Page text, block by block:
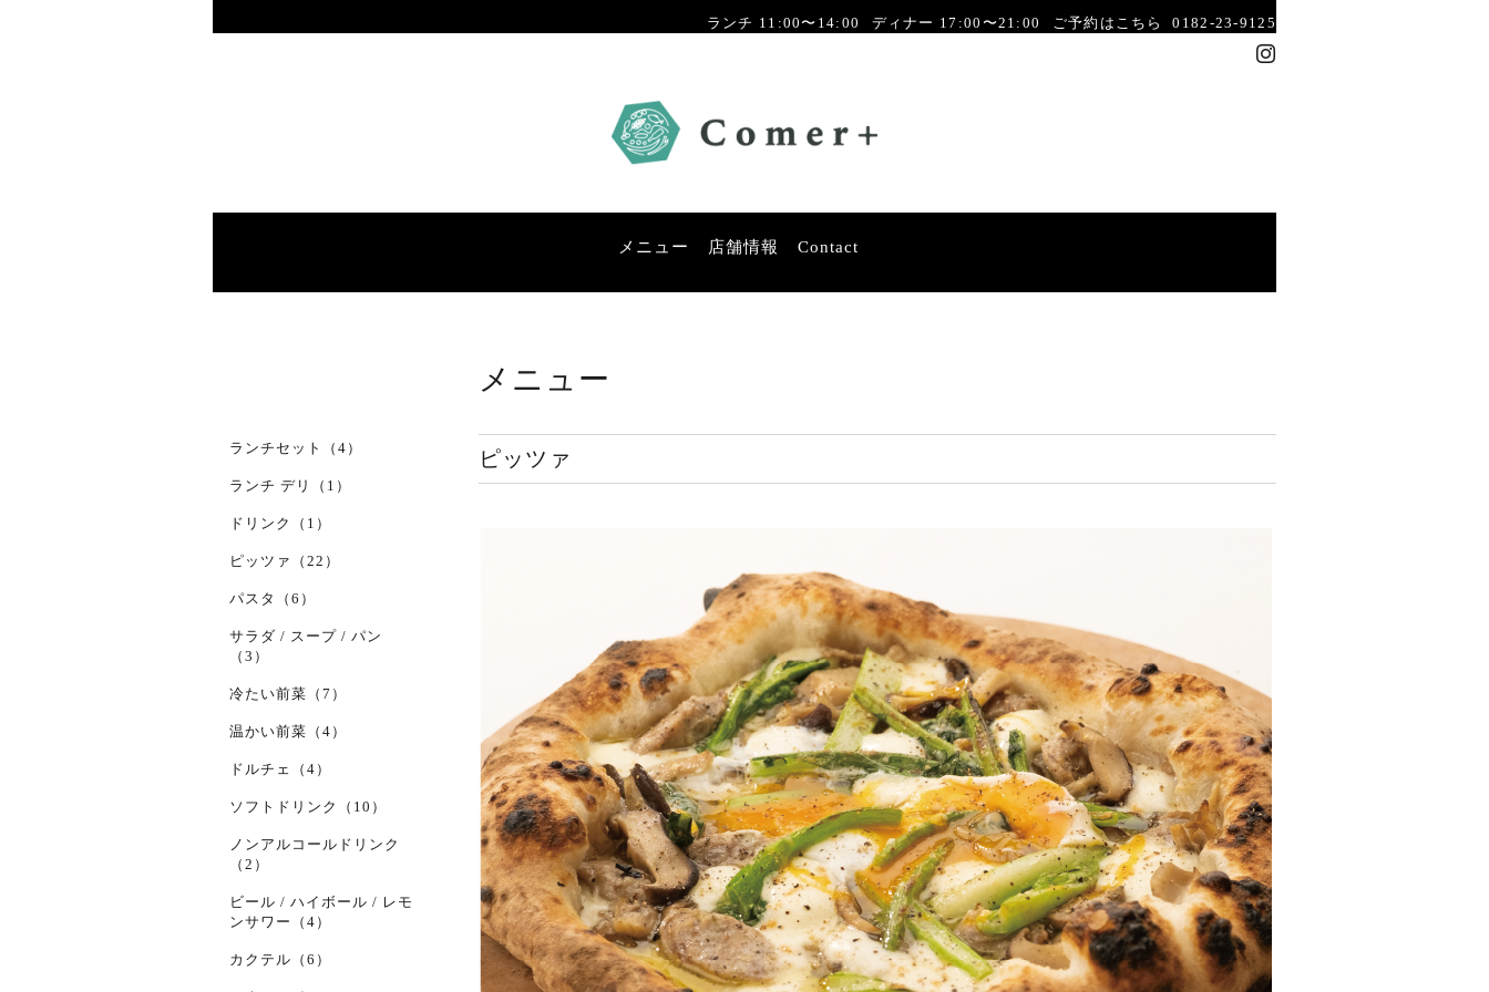
ご予約はこちら 0182-23-9125
ディナー 17:00〜21:00
ランチ 11:00〜14:00
メニュー 店舗情報 Contact
メニュー
ピッツァ
ランチセット（4）
ランチ デリ（1）
ドリンク（1）
ピッツァ（22）
パスタ（6）
サラダ / スープ / パン
（3）
冷たい前菜（7）
温かい前菜（4）
ドルチェ（4）
ソフトドリンク（10）
ノンアルコールドリンク
（2）
ビール / ハイボール / レモ
ンサワー（4）
カクテル（6）